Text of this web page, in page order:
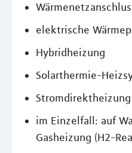
elektrische
Hybridheizung
Solarthermie-
Stromdirektheizung
im Einzelfall: auf
Gasheizung (H2-